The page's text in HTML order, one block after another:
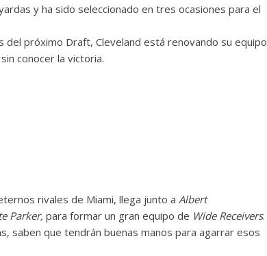
y ha sido seleccionado en tres ocasiones para el
próximo Draft, Cleveland está renovando su equipo
conocer la victoria.
rivales de Miami, llega junto a Albert
Parker, para formar un gran equipo de Wide Receivers.
saben que tendrán buenas manos para agarrar esos